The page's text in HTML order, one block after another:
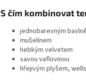
S čím kombinovat
jednobarevným
mušelínem
hebkým velvetem
savou vaflovinou
hřejivým plyšem,